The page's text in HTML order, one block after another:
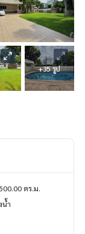
+35 รูป
ตร.ม.
น้ำ